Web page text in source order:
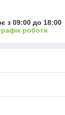
з 09:00 до 18:00
роботи